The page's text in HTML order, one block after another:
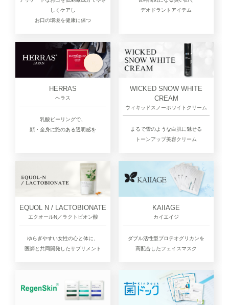
しくケアし
お口の環境を健康に保つ
デオドラントアイテム
HERRAS
ヘラス
乳酸ピーリングで、
顔・全身に艶のある透明感を
WICKED SNOW WHITE
CREAM
ウィキッドスノーホワイトクリーム
まるで雪のような白肌に魅せる
トーンアップ美容クリーム
EQUOL N / LACTOBIONATE
エクオールN／ラクトビオン酸
ゆらぎやすい女性の心と体に、
医師と共同開発したサプリメント
KAIIAGE
カイエイジ
ダブル活性型プロテオグリカンを
高配合したフェイスマスク